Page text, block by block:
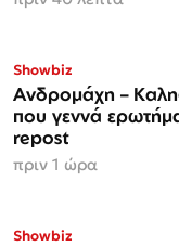
Showbiz
Ανδρομάχη –
που γεννά
repost
πριν 1 ώρα
Showbiz